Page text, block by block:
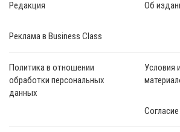
Редакция Об
Реклама в Business Class
Политика в отношении
обработки персональных
данных
Условия